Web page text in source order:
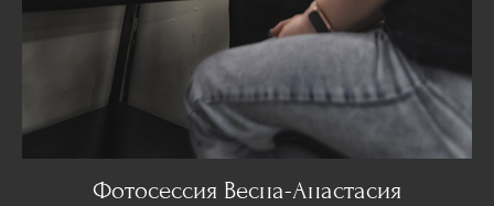
Фотосессия Весна-Анастасия